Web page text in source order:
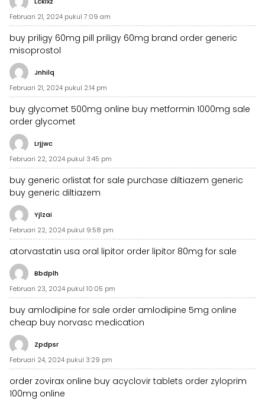
Februari 21, 2024 pukul 7:09 am
buy priligy 60mg pill priligy 60mg brand order generic
misoprostol
Jnhilq
Februari 21, 2024 pukul 2:14 pm
buy glycomet 500mg online buy metformin 1000mg sale
order glycomet
Lrjjwc
Februari 22, 2024 pukul 3:45 pm
buy generic orlistat for sale purchase diltiazem generic
buy generic diltiazem
Yjlzai
Februari 22, 2024 pukul 9:58 pm
atorvastatin usa oral lipitor order lipitor 80mg for sale
Bbdplh
Februari 23, 2024 pukul 10:05 pm
buy amlodipine for sale order amlodipine 5mg online
cheap buy norvasc medication
Zpdpsr
Februari 24, 2024 pukul 3:29 pm
order zovirax online buy acyclovir tablets order zyloprim
100mg online